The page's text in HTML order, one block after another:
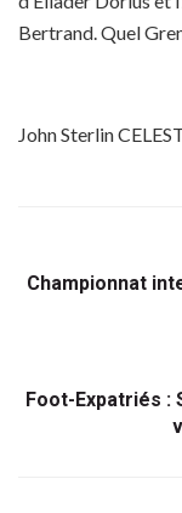
Bertrand. Quel
John Sterlin
Championnat
Foot-Expatriés :